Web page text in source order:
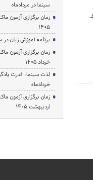
سینما در مردادماه
زمان برگزاری آزمون
1405
برنامه آموزش زبان در
زمان برگزاری آزمون
خرداد 1405
لذت سینما، قدرت
خردادماه
زمان برگزاری آزمون
اردیبهشت 1405